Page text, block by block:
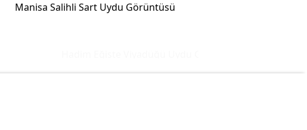
Manisa Salihli Sart Uydu Görüntüsü